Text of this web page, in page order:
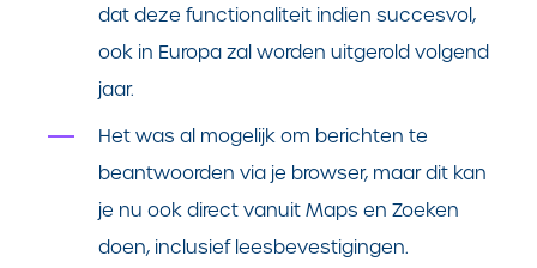
dat deze functionaliteit indien succesvol,
ook in Europa zal worden uitgerold volgend
jaar.
Het was al mogelijk om berichten te
beantwoorden via je browser, maar dit kan
je nu ook direct vanuit Maps en Zoeken
doen, inclusief leesbevestigingen.